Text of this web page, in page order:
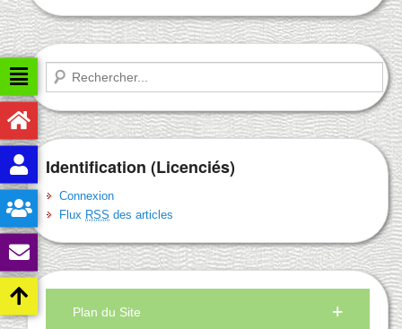
Recherche
Identification (Licenciés)
Connexion
Flux RSS des articles
Plan du Site